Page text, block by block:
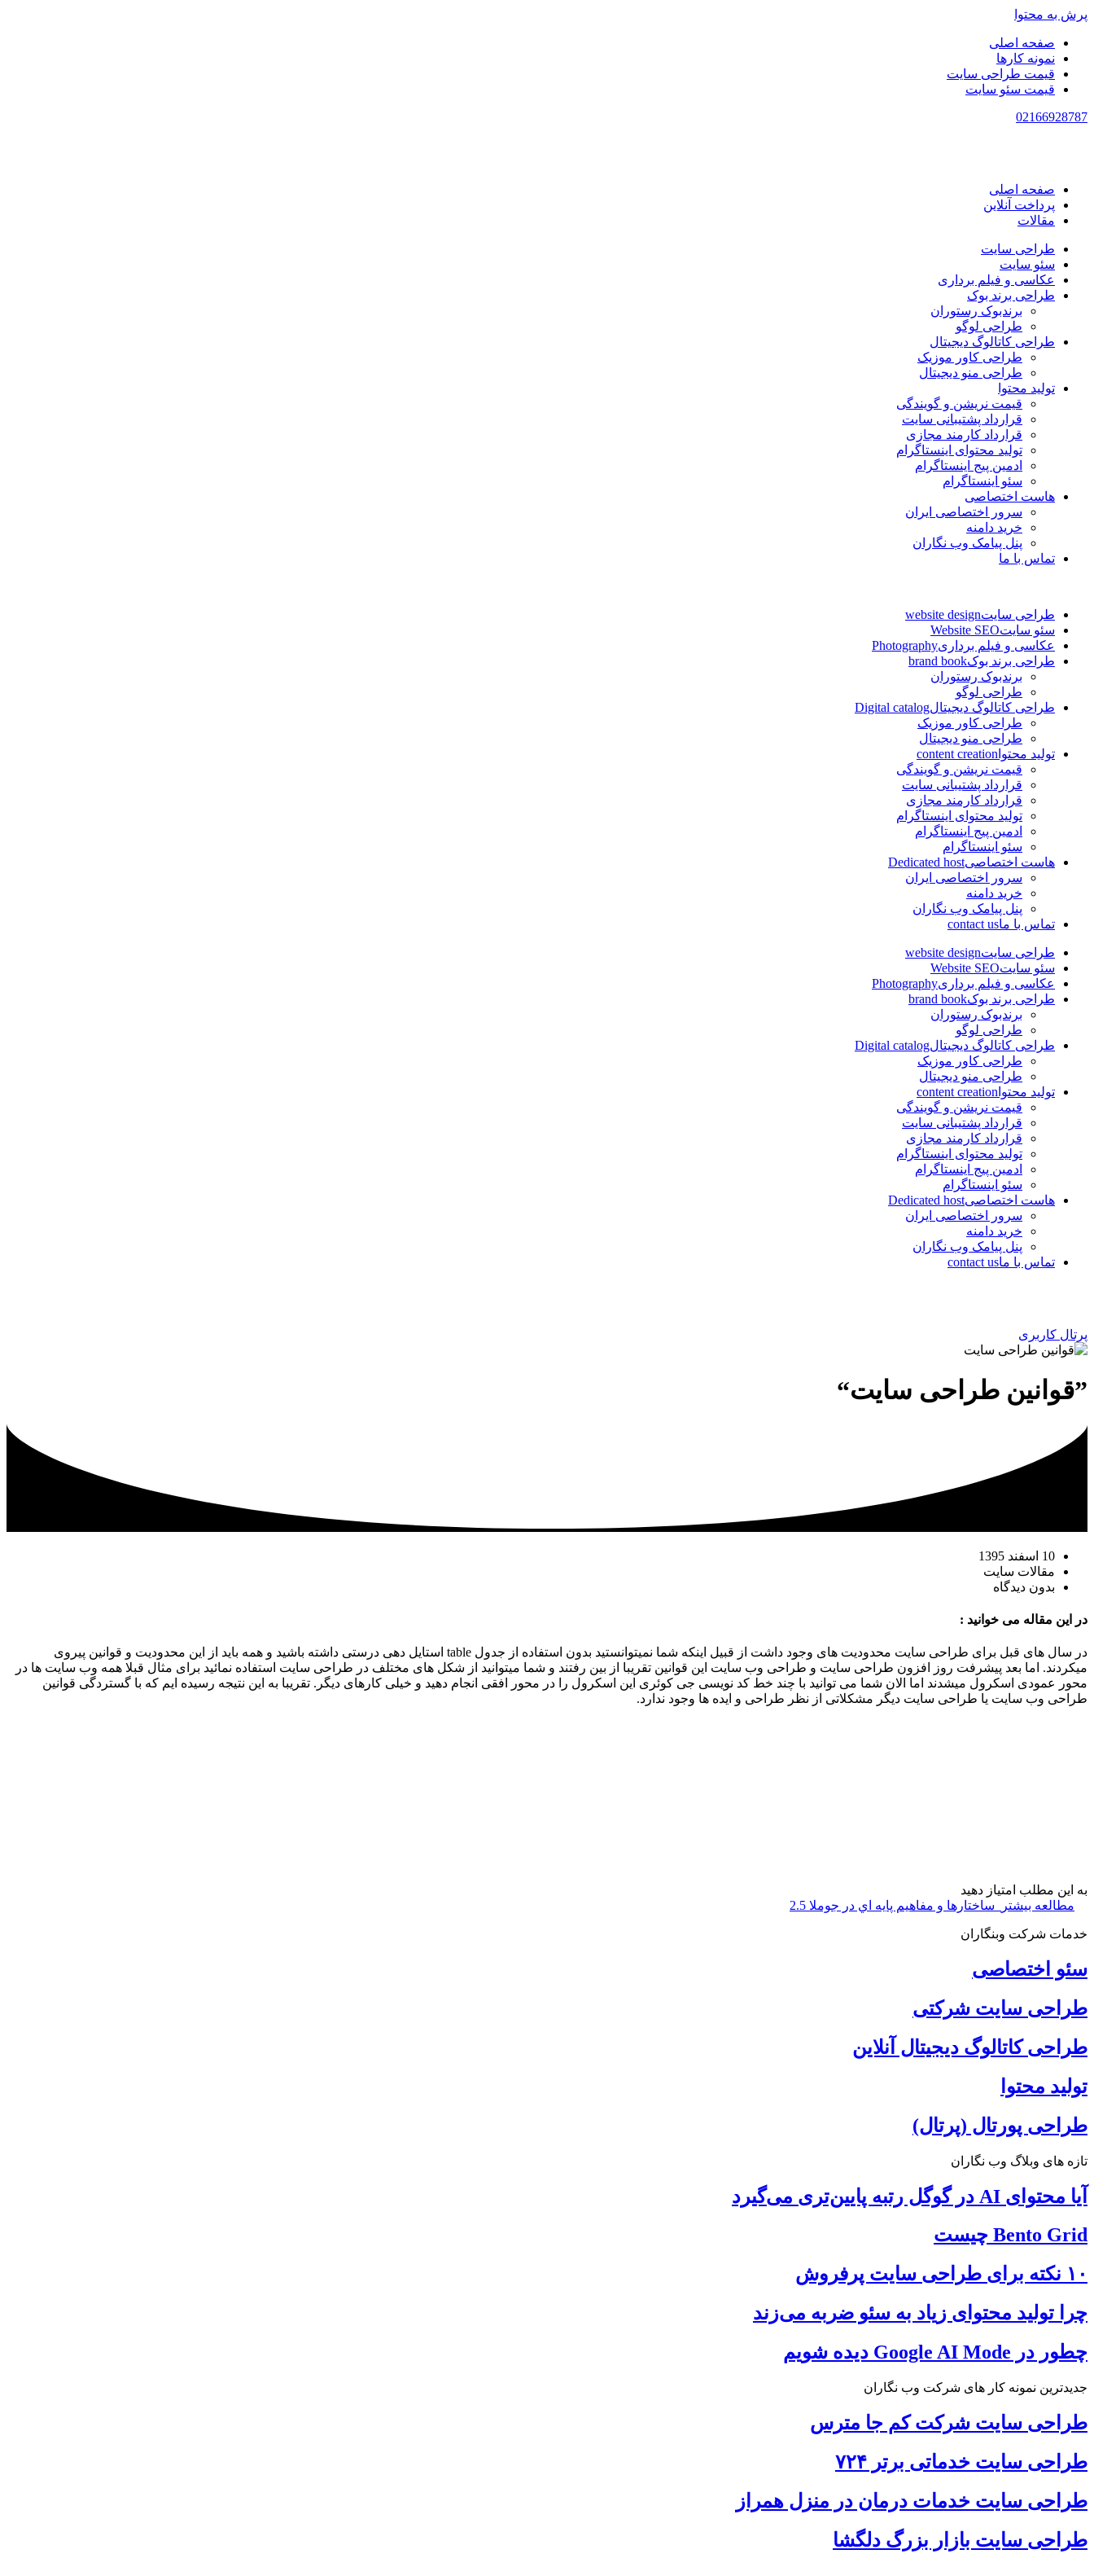
پرش به محتوا
صفحه اصلی
نمونه کارها
قیمت طراحی سایت
قیمت سئو سایت
02166928787
صفحه اصلی
پرداخت آنلاین
مقالات
طراحی سایت
سئو سایت
عکاسی و فیلم برداری
طراحی برند بوک
برندبوک رستوران
طراحی لوگو
طراحی کاتالوگ دیجیتال
طراحی کاور موزیک
طراحی منو دیجیتال
تولید محتوا
قیمت نریشن و گویندگی
قرارداد پشتیبانی سایت
قرارداد کارمند مجازی
تولید محتوای اینستاگرام
ادمین پیج اینستاگرام
سئو اینستاگرام
هاست اختصاصی
سرور اختصاصی ایران
خرید دامنه
پنل پیامک وب نگاران
تماس با ما
طراحی سایتwebsite design
سئو سایتWebsite SEO
عکاسی و فیلم برداریPhotography
طراحی برند بوکbrand book
برندبوک رستوران
طراحی لوگو
طراحی کاتالوگ دیجیتالDigital catalog
طراحی کاور موزیک
طراحی منو دیجیتال
تولید محتوا content creation
قیمت نریشن و گویندگی
قرارداد پشتیبانی سایت
قرارداد کارمند مجازی
تولید محتوای اینستاگرام
ادمین پیج اینستاگرام
سئو اینستاگرام
هاست اختصاصیDedicated host
سرور اختصاصی ایران
خرید دامنه
پنل پیامک وب نگاران
تماس با ماcontact us
طراحی سایتwebsite design
سئو سایتWebsite SEO
عکاسی و فیلم برداریPhotography
طراحی برند بوکbrand book
برندبوک رستوران
طراحی لوگو
طراحی کاتالوگ دیجیتالDigital catalog
طراحی کاور موزیک
طراحی منو دیجیتال
تولید محتوا content creation
قیمت نریشن و گویندگی
قرارداد پشتیبانی سایت
قرارداد کارمند مجازی
تولید محتوای اینستاگرام
ادمین پیج اینستاگرام
سئو اینستاگرام
هاست اختصاصیDedicated host
سرور اختصاصی ایران
خرید دامنه
پنل پیامک وب نگاران
تماس با ماcontact us
پرتال کاربری
”قوانین طراحی سایت“
10 اسفند 1395
مقالات سایت
بدون دیدگاه
در این مقاله می خوانید :
در سال های قبل برای طراحی سایت محدودیت های وجود داشت از قبیل اینکه شما نمیتوانستید بدون استفاده از جدول table استایل دهی درستی داشته باشید و همه باید از این محدودیت و قوانین پیروی
میکردند. اما بعد پیشرفت روز افزون طراحی سایت و طراحی وب سایت این قوانین تقریبا از بین رفتند و شما میتوانید از شکل های مختلف در طراحی سایت استفاده نمائید برای مثال قبلا همه وب سایت ها در
محور عمودی اسکرول میشدند اما الان شما می توانید با چند خط کد نویسی جی کوئری این اسکرول را در محور افقی انجام دهید و خیلی کارهای دیگر. تقریبا به این نتیجه رسیده ایم که با گستردگی قوانین
طراحی وب سایت یا طراحی سایت دیگر مشکلاتی از نظر طراحی و ایده ها وجود ندارد.
به این مطلب امتیاز دهید
مطالعه بیشتر
ساختارها و مفاهیم پایه اي در جوملا 2.5
خدمات شرکت وبنگاران
سئو اختصاصی
طراحی سایت شرکتی
طراحی کاتالوگ دیجیتال آنلاین
تولید محتوا
طراحی پورتال (پرتال)
تازه های وبلاگ وب نگاران
آیا محتوای AI در گوگل رتبه پایین‌تری می‌گیرد
Bento Grid چیست
۱۰ نکته برای طراحی سایت پرفروش
چرا تولید محتوای زیاد به سئو ضربه می‌زند
چطور در Google AI Mode دیده شویم
جدیدترین نمونه کار های شرکت وب نگاران
طراحی سایت شرکت کم جا مترس
طراحی سایت خدماتی برتر ۷۲۴
طراحی سایت خدمات درمان در منزل همراز
طراحی سایت بازار بزرگ دلگشا